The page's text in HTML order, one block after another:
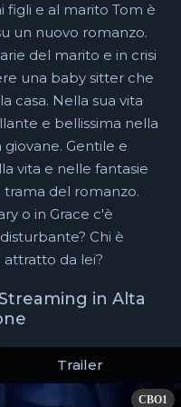
figli e al marito Tom è
un nuovo romanzo.
del marito e in crisi
una baby sitter che
casa. Nella sua vita
e bellissima nella
giovane. Gentile e
vita e nelle fantasie
trama del romanzo.
o in Grace c'è
Chi è
attratto da lei?
in Alta
Trailer
CBO1